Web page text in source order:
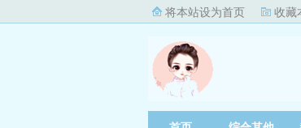
将本站设为首页 收藏